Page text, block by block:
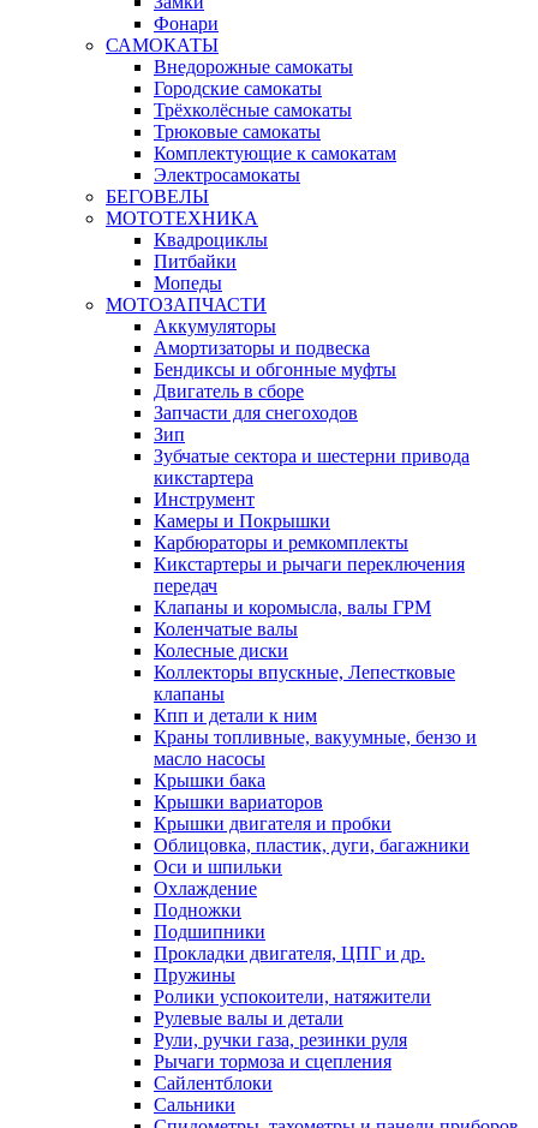
Фонари
САМОКАТЫ
Внедорожные самокаты
Городские самокаты
Трёхколёсные самокаты
Трюковые самокаты
Комплектующие к самокатам
Электросамокаты
БЕГОВЕЛЫ
МОТОТЕХНИКА
Квадроциклы
Питбайки
Мопеды
МОТОЗАПЧАСТИ
Аккумуляторы
Амортизаторы и подвеска
Бендиксы и обгонные муфты
Двигатель в сборе
Запчасти для снегоходов
Зип
Зубчатые сектора и шестерни привода
кикстартера
Инструмент
Камеры и Покрышки
Карбюраторы и ремкомплекты
Кикстартеры и рычаги переключения
передач
Клапаны и коромысла, валы ГРМ
Коленчатые валы
Колесные диски
Коллекторы впускные, Лепестковые
клапаны
Кпп и детали к ним
Краны топливные, вакуумные, бензо и
масло насосы
Крышки бака
Крышки вариаторов
Крышки двигателя и пробки
Облицовка, пластик, дуги, багажники
Оси и шпильки
Охлаждение
Подножки
Подшипники
Прокладки двигателя, ЦПГ и др.
Пружины
Ролики успокоители, натяжители
Рулевые валы и детали
Рули, ручки газа, резинки руля
Рычаги тормоза и сцепления
Сайлентблоки
Сальники